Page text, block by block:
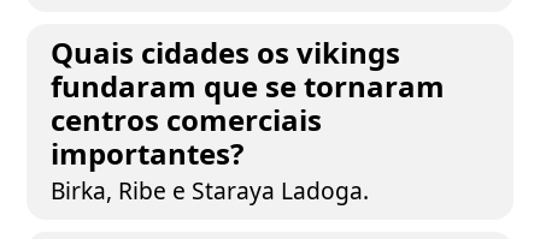
Quais cidades os vikings
fundaram que se tornaram
centros comerciais
importantes?
Birka, Ribe e Staraya Ladoga.